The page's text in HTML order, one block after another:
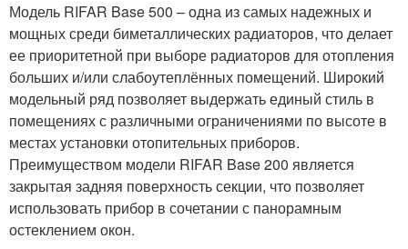
Модель RIFAR Base 500 – одна из самых надежных и
мощных среди биметаллических радиаторов, что делает
ее приоритетной при выборе радиаторов для отопления
больших и/или слабоутеплённых помещений. Широкий
модельный ряд позволяет выдержать единый стиль в
помещениях с различными ограничениями по высоте в
местах установки отопительных приборов.
Преимуществом модели RIFAR Base 200 является
закрытая задняя поверхность секции, что позволяет
использовать прибор в сочетании с панорамным
остеклением окон.